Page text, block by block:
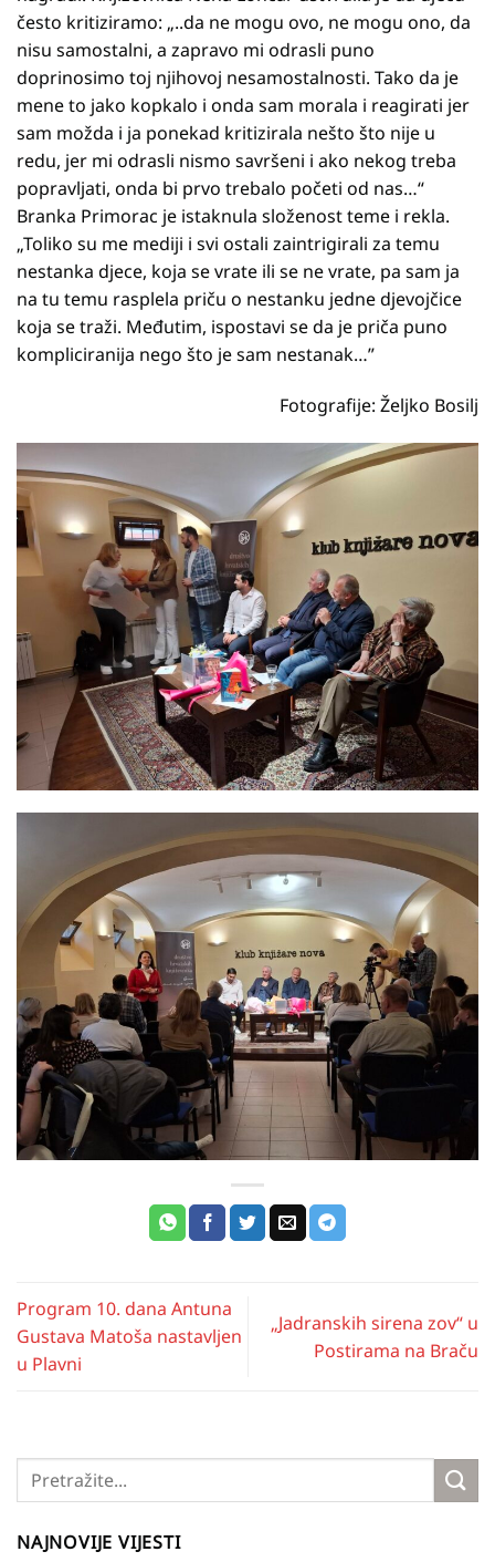
često kritiziramo: „..da ne mogu ovo, ne mogu ono, da
nisu samostalni, a zapravo mi odrasli puno
doprinosimo toj njihovoj nesamostalnosti. Tako da je
mene to jako kopkalo i onda sam morala i reagirati jer
sam možda i ja ponekad kritizirala nešto što nije u
redu, jer mi odrasli nismo savršeni i ako nekog treba
popravljati, onda bi prvo trebalo početi od nas…“
Branka Primorac je istaknula složenost teme i rekla.
„Toliko su me mediji i svi ostali zaintrigirali za temu
nestanka djece, koja se vrate ili se ne vrate, pa sam ja
na tu temu rasplela priču o nestanku jedne djevojčice
koja se traži. Međutim, ispostavi se da je priča puno
kompliciranija nego što je sam nestanak…”
Fotografije: Željko Bosilj
Program 10. dana Antuna
Gustava Matoša nastavljen
u Plavni
„Jadranskih sirena zov“ u
Postirama na Braču
NAJNOVIJE VIJESTI